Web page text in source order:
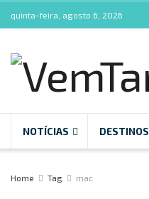
quinta-feira, agosto 6, 2026
NOTÍCIAS DESTINOS
Home Tag mac